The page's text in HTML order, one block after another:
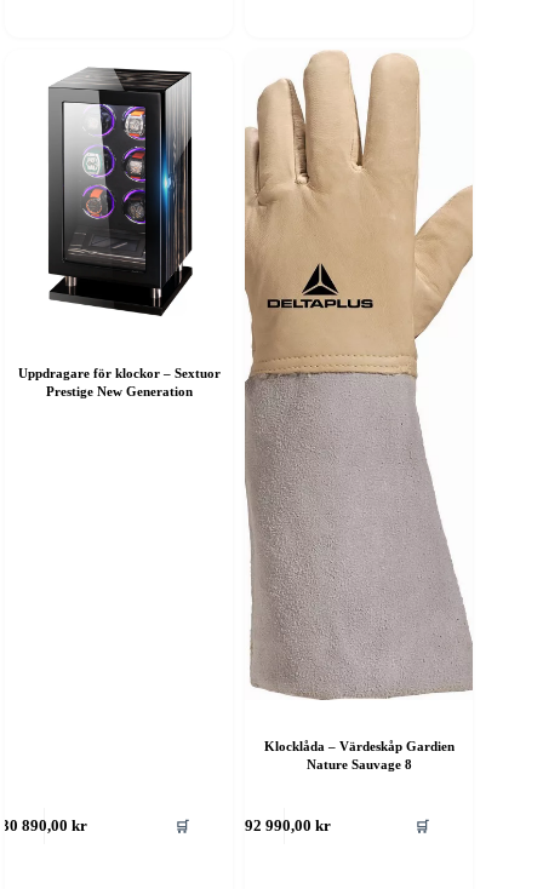
Uppdragare för klockor – Sextuor
Prestige New Generation
30 890,00 kr 🛒
Klocklåda – Värdeskåp Gardien
Nature Sauvage 8
892 990,00kr 🛒